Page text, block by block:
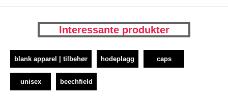
Interessante produkter
blank apparel | tilbehør hodeplagg caps
unisex beechfield